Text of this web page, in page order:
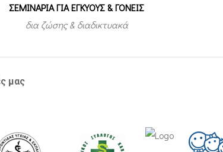
ΣΕΜΙΝΑΡΙΑ ΓΙΑ ΕΓΚΥΟΥΣ & ΓΟΝΕΙΣ
δια ζώσης & διαδικτυακά
μας